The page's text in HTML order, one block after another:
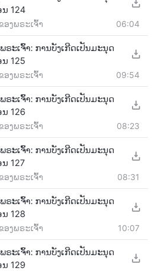
124
ອງພຣະເຈົ້າ 06:04
ຣະເຈົ້າ: ການບັງເກີດເປັນມະນຸດ
125
ອງພຣະເຈົ້າ 09:54
ຣະເຈົ້າ: ການບັງເກີດເປັນມະນຸດ
126
ອງພຣະເຈົ້າ 08:23
ຣະເຈົ້າ: ການບັງເກີດເປັນມະນຸດ
127
ອງພຣະເຈົ້າ 08:31
ຣະເຈົ້າ: ການບັງເກີດເປັນມະນຸດ
128
ອງພຣະເຈົ້າ 10:07
ຣະເຈົ້າ: ການບັງເກີດເປັນມະນຸດ
129